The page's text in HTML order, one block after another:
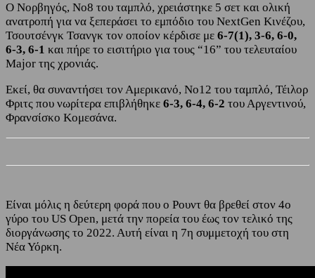
Ο Νορβηγός, Νο8 του ταμπλό, χρειάστηκε 5 σετ και ολική
ανατροπή για να ξεπεράσει το εμπόδιο του NextGen Κινέζου,
Τσουτσένγκ Τσανγκ τον οποίον κέρδισε με 6-7(1), 3-6, 6-0,
6-3, 6-1 και πήρε το εισιτήριο για τους “16” του τελευταίου
Major της χρονιάς.
Εκεί, θα συναντήσει τον Αμερικανό, Νο12 του ταμπλό, Τέιλορ
Φριτς που νωρίτερα επιβλήθηκε 6-3, 6-4, 6-2 του Αργεντινού,
Φρανσίσκο Κομεσάνα.
Είναι μόλις η δεύτερη φορά που ο Ρουντ θα βρεθεί στον 4ο
γύρο του US Open, μετά την πορεία του έως τον τελικό της
διοργάνωσης το 2022. Αυτή είναι η 7η συμμετοχή του στη
Νέα Υόρκη.